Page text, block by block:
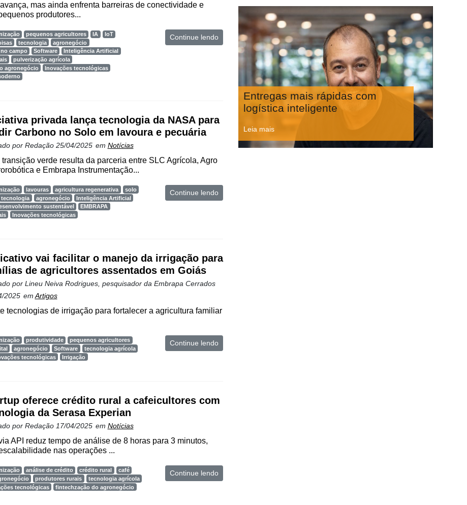
mas ainda enfrenta barreiras de conectividade e
produtores...
pequenos agricultores IA
IoT
tecnologia
agronegócio
campo
Software
Inteligência Artificial
pulverização agrícola
agronegócio
Inovações tecnológicas
Continue lendo
privada lança tecnologia da NASA para
Carbono no Solo em lavoura e pecuária
por Redação 25/04/2025 em Notícias
verde resulta da parceria entre SLC Agrícola, Agro
e Embrapa Instrumentação...
lavouras agricultura regenerativa
solo
tecnologia agronegócio
Inteligência Artificial
sustentável
EMBRAPA
Inovações tecnológicas
Continue lendo
vai facilitar o manejo da irrigação para
de agricultores assentados em Goiás
por Lineu Neiva Rodrigues, pesquisador da Embrapa Cerrados
2025 emArtigos
tecnologias de irrigação para fortalecer a agricultura familiar
produtividade
pequenos agricultores
agronegócio Software
tecnologia agrícola
tecnológicas Irrigação
Continue lendo
oferece crédito rural a cafeicultores com
da Serasa Experian
por Redação 17/04/2025 em Notícias
API reduz tempo de análise de 8 horas para 3 minutos,
nas operações ...
análise de crédito crédito rural
café
produtores rurais
tecnologia agrícola
tecnológicas fintechzação do agronegócio
Continue lendo
Entregas mais rápidas com
logística inteligente
Leia mais